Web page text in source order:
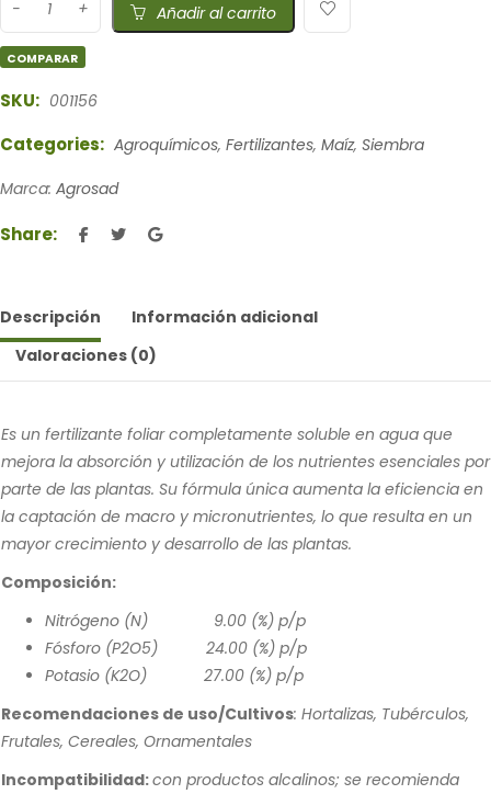
Añadir al carrito
COMPARAR
SKU: 001156
Categories: Agroquímicos, Fertilizantes, Maíz, Siembra
Marca: Agrosad
Share:
Descripción
Información adicional
Valoraciones (0)
Es un fertilizante foliar completamente soluble en agua que
mejora la absorción y utilización de los nutrientes esenciales por
parte de las plantas. Su fórmula única aumenta la eficiencia en
la captación de macro y micronutrientes, lo que resulta en un
mayor crecimiento y desarrollo de las plantas.
Composición:
Nitrógeno (N) 9.00 (%) p/p
Fósforo (P2O5) 24.00 (%) p/p
Potasio (K2O) 27.00 (%) p/p
Recomendaciones de uso/Cultivos: Hortalizas, Tubérculos,
Frutales, Cereales, Ornamentales
Incompatibilidad:con productos alcalinos; se recomienda